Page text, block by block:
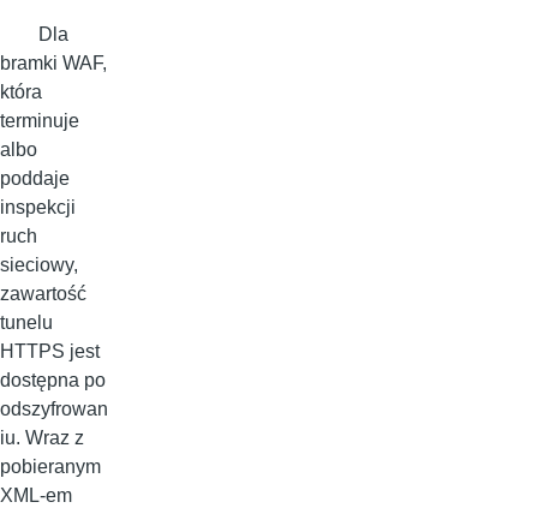
Dla
bramki WAF,
która
terminuje
albo
poddaje
inspekcji
ruch
sieciowy,
zawartość
tunelu
HTTPS jest
dostępna po
odszyfrowan
iu. Wraz z
pobieranym
XML-em